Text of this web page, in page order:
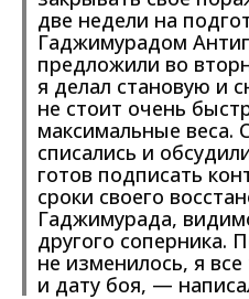
две недели на
Гаджимурадом
предложили во
я делал становую и
не стоит очень
максимальные
списались и
готов подписать
сроки своего
Гаджимурада,
другого соперника.
не изменилось, я
и дату боя, —